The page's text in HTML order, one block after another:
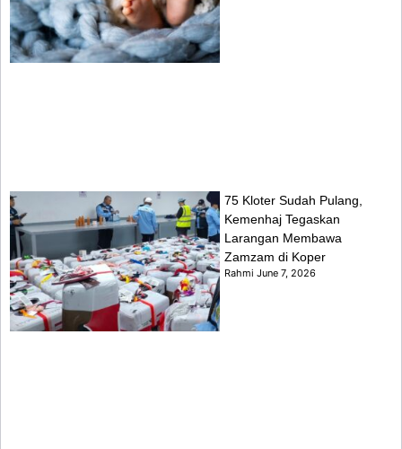
75 Kloter Sudah Pulang,
Kemenhaj Tegaskan
Larangan Membawa
Zamzam di Koper
RahmiJune 7, 2026